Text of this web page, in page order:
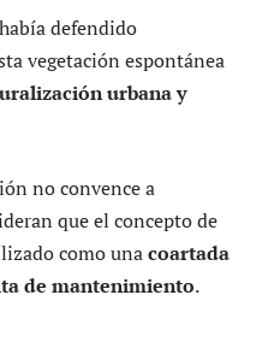
defendido
vegetación espontánea
urbana y
no convence a
que el concepto de
como unacoartada
de mantenimiento.